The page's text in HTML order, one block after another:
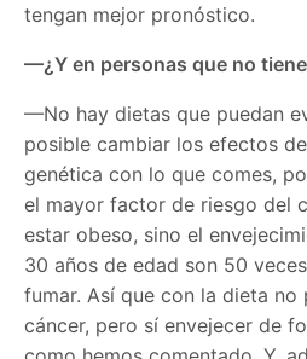
tengan mejor pronóstico.
—¿Y en personas que no
—No hay dietas que puedan
posible cambiar los efectos
genética con lo que comes,
el mayor factor de riesgo del
estar obeso, sino el
30 años de edad son 50
fumar. Así que con la dieta no
cáncer, pero sí envejecer de